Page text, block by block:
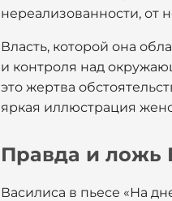
нереализованности, от
Власть, которой она
и контроля над
это жертва
яркая иллюстрация
Правда и ложь
Василиса в пьесе «На